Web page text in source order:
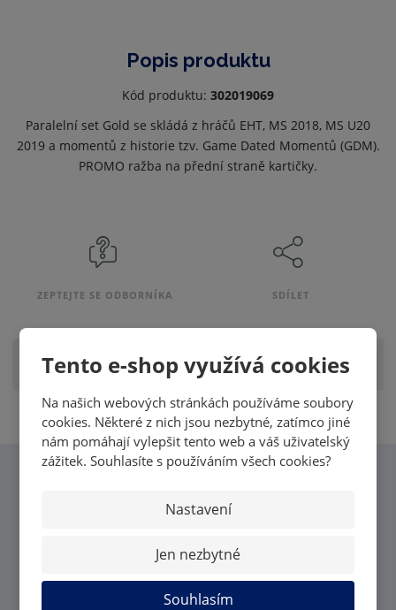
Tento e-shop využívá cookies
Na našich webových stránkách používáme soubory
cookies. Některé z nich jsou nezbytné, zatímco jiné
nám pomáhají vylepšit tento web a váš uživatelský
zážitek. Souhlasíte s používáním všech cookies?
Nastavení
Jen nezbytné
Souhlasím
Popis produktu
Kód produktu: 302019069
Paralelní set Gold se skládá z hráčů EHT, MS 2018, MS U20
2019 a momentů z historie tzv. Game Dated Momentů (GDM).
PROMO ražba na přední straně kartičky.
ZEPTEJTE SE ODBORNÍKA SDÍLET
Zobrazit hodnocení produktu